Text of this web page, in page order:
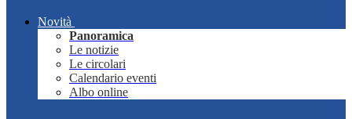
Novità
Panoramica
Le notizie
Le circolari
Calendario eventi
Albo online